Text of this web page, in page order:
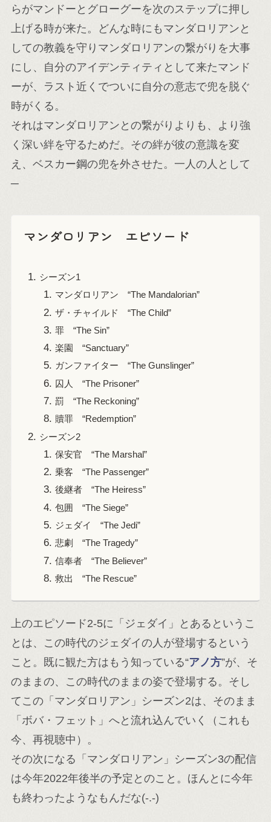
らがマンドーとグローグーを次のステップに押し
上げる時が来た。どんな時にもマンダロリアンと
しての教義を守りマンダロリアンの繋がりを大事
にし、自分のアイデンティティとして来たマンド
ーが、ラスト近くでついに自分の意志で兜を脱ぐ
時がくる。
それはマンダロリアンとの繋がりよりも、より強
く深い絆を守るためだ。その絆が彼の意識を変
え、ベスカー鋼の兜を外させた。一人の人として
─
マンダロリアン エピソード
シーズン1
マンダロリアン “The Mandalorian”
ザ・チャイルド “The Child”
罪 “The Sin”
楽園 “Sanctuary”
ガンファイター “The Gunslinger”
囚人 “The Prisoner”
罰 “The Reckoning”
贖罪 “Redemption”
シーズン2
保安官 “The Marshal”
乗客 “The Passenger”
後継者 “The Heiress”
包囲 “The Siege”
ジェダイ “The Jedi”
悲劇 “The Tragedy”
信奉者 “The Believer”
救出 “The Rescue”
上のエピソード2-5に「ジェダイ」とあるというこ
とは、この時代のジェダイの人が登場するという
こと。既に観た方はもう知っている“アノ方”が、そ
のままの、この時代のままの姿で登場する。そし
てこの「マンダロリアン」シーズン2は、そのまま
「ボバ・フェット」へと流れ込んでいく（これも
今、再視聴中）。
その次になる「マンダロリアン」シーズン3の配信
は今年2022年後半の予定とのこと。ほんとに今年
も終わったようなもんだな(-.-)